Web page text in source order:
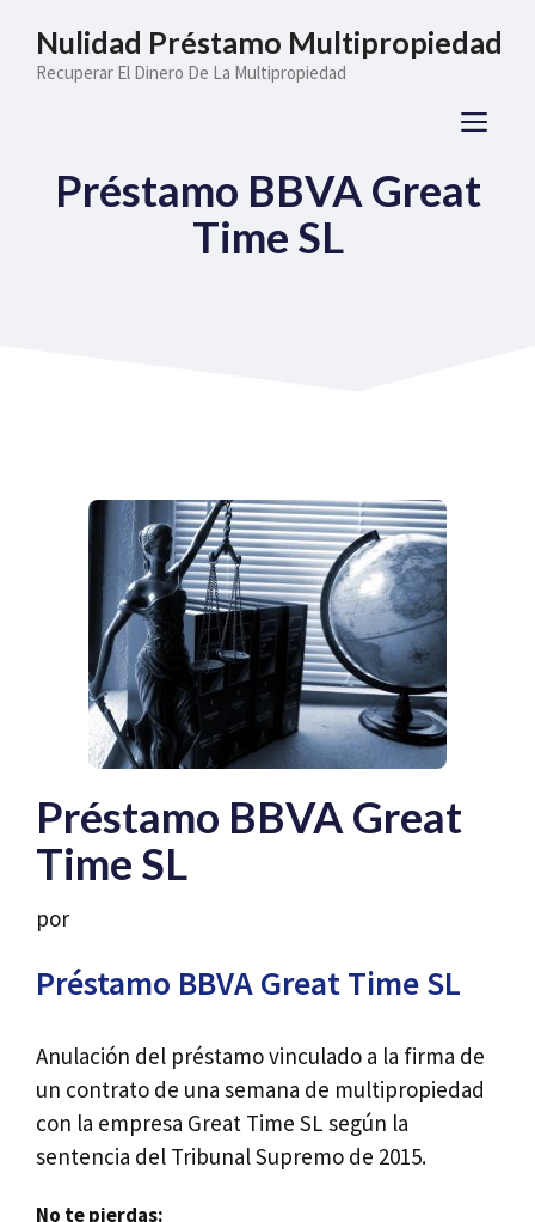
contenido
Nulidad Préstamo Multipropiedad
Recuperar El Dinero De La Multipropiedad
Préstamo BBVA Great
Time SL
Préstamo BBVA Great
Time SL
por
Préstamo BBVA Great Time SL
Anulación del préstamo vinculado a la firma de
un contrato de una semana de multipropiedad
con la empresa Great Time SL según la
sentencia del Tribunal Supremo de 2015.
No te pierdas: